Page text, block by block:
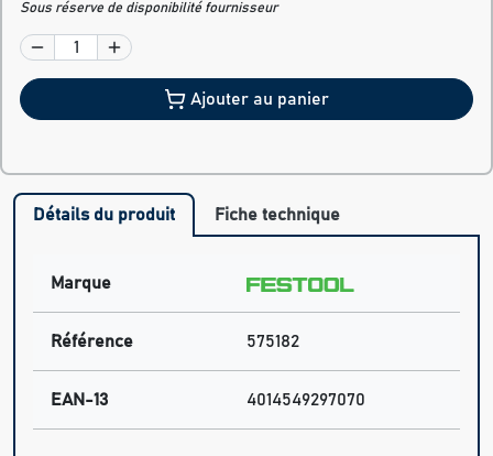
Sous réserve de disponibilité fournisseur
Ajouter au panier
Détails du produit Fiche technique
Marque
Référence 575182
EAN-13 4014549297070